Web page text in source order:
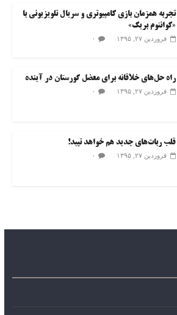
تجربه همزمان بازی کامپیوتری و سریال تلویزیونی با
«کوانتوم بریک»
فروردین ۲۷, ۱۳۹۵ ۰
راه حل‌های خلاقانه برای معضل گورستان در آینده
فروردین ۲۷, ۱۳۹۵ ۰
قلب ربات‌های جدید هم خواهد تپید!
فروردین ۲۷, ۱۳۹۵ ۰